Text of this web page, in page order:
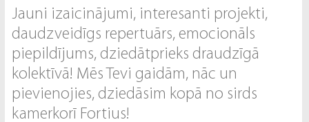
Jauni izaicinājumi, interesanti projekti,
daudzveidīgs repertuārs, emocionāls
piepildījums, dziedātprieks draudzīgā
kolektīvā! Mēs Tevi gaidām, nāc un
pievienojies, dziedāsim kopā no sirds
kamerkorī Fortius!